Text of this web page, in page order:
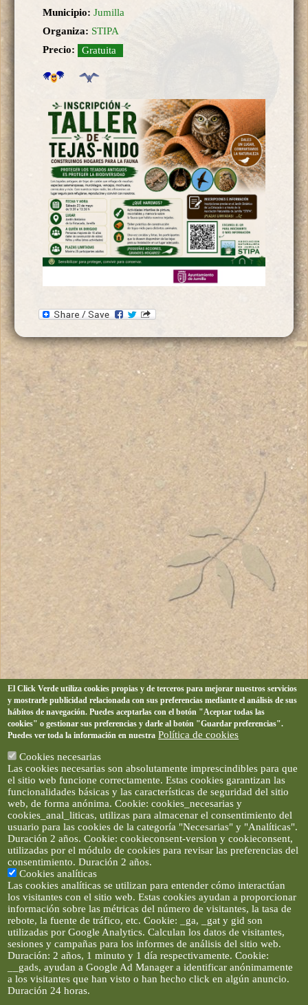
Municipio: Jumilla
Organiza: STIPA
Precio:
Gratuita
El Click Verde utiliza cookies propias y de terceros para mejorar nuestros servicios
y mostrarle publicidad relacionada con sus preferencias mediante el análisis de sus
hábitos de navegación. Puedes aceptarlas con el botón "Aceptar todas las
cookies" o gestionar sus preferencias y darle al botón "Guardar preferencias".
Puedes ver toda la información en nuestra Política de cookies
Cookies necesarias
Las cookies necesarias son absolutamente imprescindibles para que
el sitio web funcione correctamente. Estas cookies garantizan las
funcionalidades básicas y las características de seguridad del sitio
web, de forma anónima. Cookie: cookies_necesarias y
cookies_anal_liticas, utilizas para almacenar el consentimiento del
usuario para las cookies de la categoría "Necesarias" y "Analíticas".
Duración 2 años. Cookie: cookieconsent-version y cookieconsent,
utilizadas por el módulo de cookies para revisar las preferencias del
consentimiento. Duración 2 años.
Cookies analíticas
Las cookies analíticas se utilizan para entender cómo interactúan
los visitantes con el sitio web. Estas cookies ayudan a proporcionar
información sobre las métricas del número de visitantes, la tasa de
rebote, la fuente de tráfico, etc. Cookie: _ga, _gat y gid son
utilizadas por Google Analytics. Calculan los datos de visitantes,
sesiones y campañas para los informes de análisis del sitio web.
Duración: 2 años, 1 minuto y 1 día respectivamente. Cookie:
__gads, ayudan a Google Ad Manager a identificar anónimamente
a los visitantes que han visto o han hecho click en algún anuncio.
Duración 24 horas.